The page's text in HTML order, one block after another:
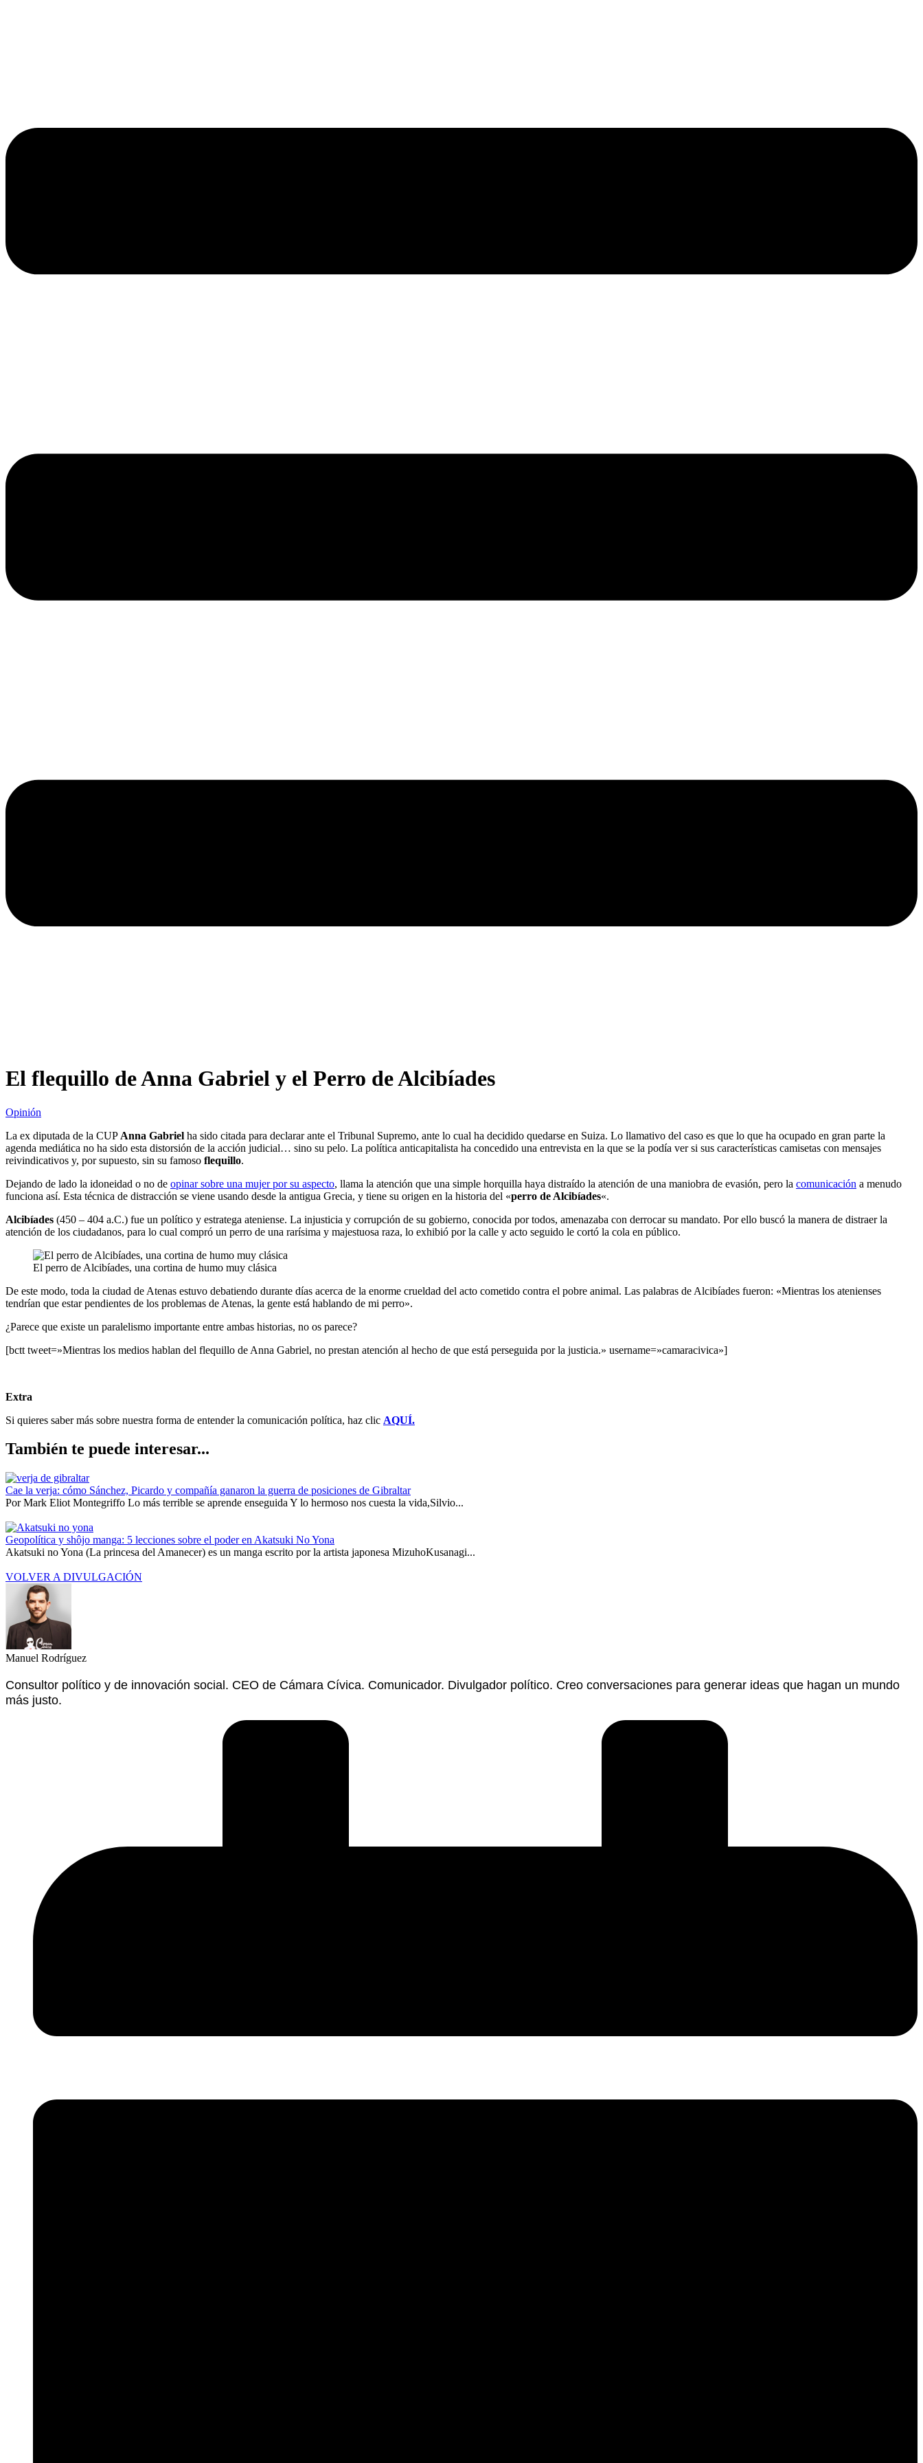
El flequillo de Anna Gabriel y el Perro de Alcibíades
Opinión
La ex diputada de la CUP Anna Gabriel ha sido citada para declarar ante el Tribunal Supremo, ante lo cual ha decidido quedarse en Suiza. Lo llamativo del caso es que lo que ha ocupado en gran parte la
agenda mediática no ha sido esta distorsión de la acción judicial… sino su pelo. La política anticapitalista ha concedido una entrevista en la que se la podía ver si sus características camisetas con mensajes
reivindicativos y, por supuesto, sin su famoso flequillo.
Dejando de lado la idoneidad o no de opinar sobre una mujer por su aspecto, llama la atención que una simple horquilla haya distraído la atención de una maniobra de evasión, pero la comunicación a menudo
funciona así. Esta técnica de distracción se viene usando desde la antigua Grecia, y tiene su origen en la historia del «perro de Alcibíades«.
Alcibíades (450 – 404 a.C.) fue un político y estratega ateniense. La injusticia y corrupción de su gobierno, conocida por todos, amenazaba con derrocar su mandato. Por ello buscó la manera de distraer la
atención de los ciudadanos, para lo cual compró un perro de una rarísima y majestuosa raza, lo exhibió por la calle y acto seguido le cortó la cola en público.
El perro de Alcibíades, una cortina de humo muy clásica
De este modo, toda la ciudad de Atenas estuvo debatiendo durante días acerca de la enorme crueldad del acto cometido contra el pobre animal. Las palabras de Alcibíades fueron: «Mientras los atenienses
tendrían que estar pendientes de los problemas de Atenas, la gente está hablando de mi perro».
¿Parece que existe un paralelismo importante entre ambas historias, no os parece?
[bctt tweet=»Mientras los medios hablan del flequillo de Anna Gabriel, no prestan atención al hecho de que está perseguida por la justicia.» username=»camaracivica»]
Extra
Si quieres saber más sobre nuestra forma de entender la comunicación política, haz clic AQUÍ.
También te puede interesar...
Cae la verja: cómo Sánchez, Picardo y compañía ganaron la guerra de posiciones de Gibraltar
Por Mark Eliot Montegriffo Lo más terrible se aprende enseguida Y lo hermoso nos cuesta la vida,Silvio...
Geopolítica y shôjo manga: 5 lecciones sobre el poder en Akatsuki No Yona
Akatsuki no Yona (La princesa del Amanecer) es un manga escrito por la artista japonesa MizuhoKusanagi...
VOLVER A DIVULGACIÓN
Manuel Rodríguez
Consultor político y de innovación social. CEO de Cámara Cívica. Comunicador. Divulgador político. Creo conversaciones para generar ideas que hagan un mundo
más justo.